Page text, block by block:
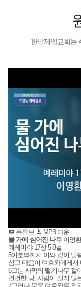
한밭제일교회는
유튜브
MP3 다운
물 가에 심어진 나무 이영
예레미야 17장 5-8절
5여호와께서 이와 같이 말
삼고 마음이 여호와에게서
6그는 사막의 떨기나무 같
건건한 땅, 사람이 살지 않